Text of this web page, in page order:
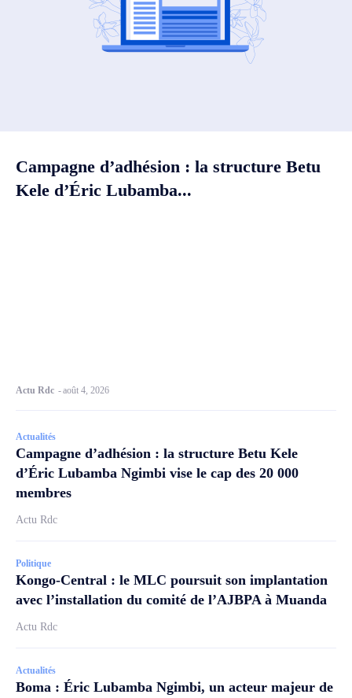
Campagne d’adhésion : la structure Betu
Kele d’Éric Lubamba...
Actu Rdc -août 4, 2026
Actualités
Campagne d’adhésion : la structure Betu Kele
d’Éric Lubamba Ngimbi vise le cap des 20 000
membres
Actu Rdc
Politique
Kongo-Central : le MLC poursuit son implantation
avec l’installation du comité de l’AJBPA à Muanda
Actu Rdc
Actualités
Boma : Éric Lubamba Ngimbi, un acteur majeur de